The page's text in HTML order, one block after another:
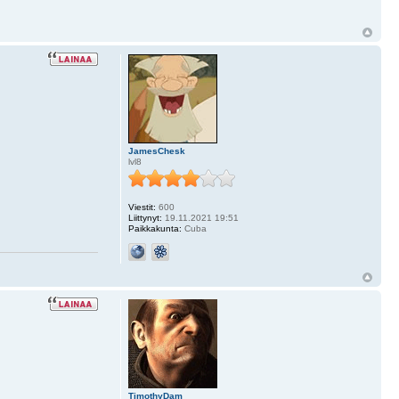
JamesChesk
lvl8
Viestit: 600
Liittynyt: 19.11.2021 19:51
Paikkakunta: Cuba
TimothyDam